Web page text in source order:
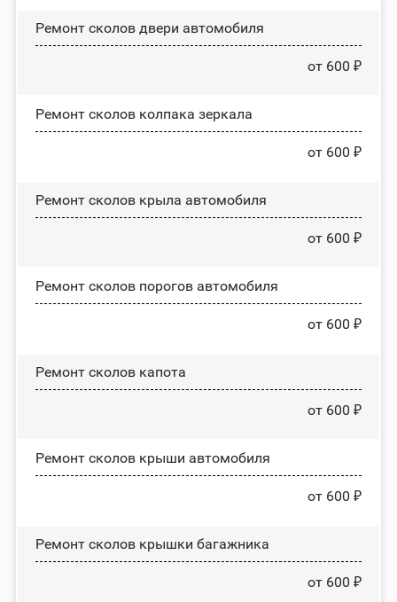
Ремонт сколов двери автомобиля
от 600 ₽
Ремонт сколов колпака зеркала
от 600 ₽
Ремонт сколов крыла автомобиля
от 600 ₽
Ремонт сколов порогов автомобиля
от 600 ₽
Ремонт сколов капота
от 600 ₽
Ремонт сколов крыши автомобиля
от 600 ₽
Ремонт сколов крышки багажника
от 600 ₽